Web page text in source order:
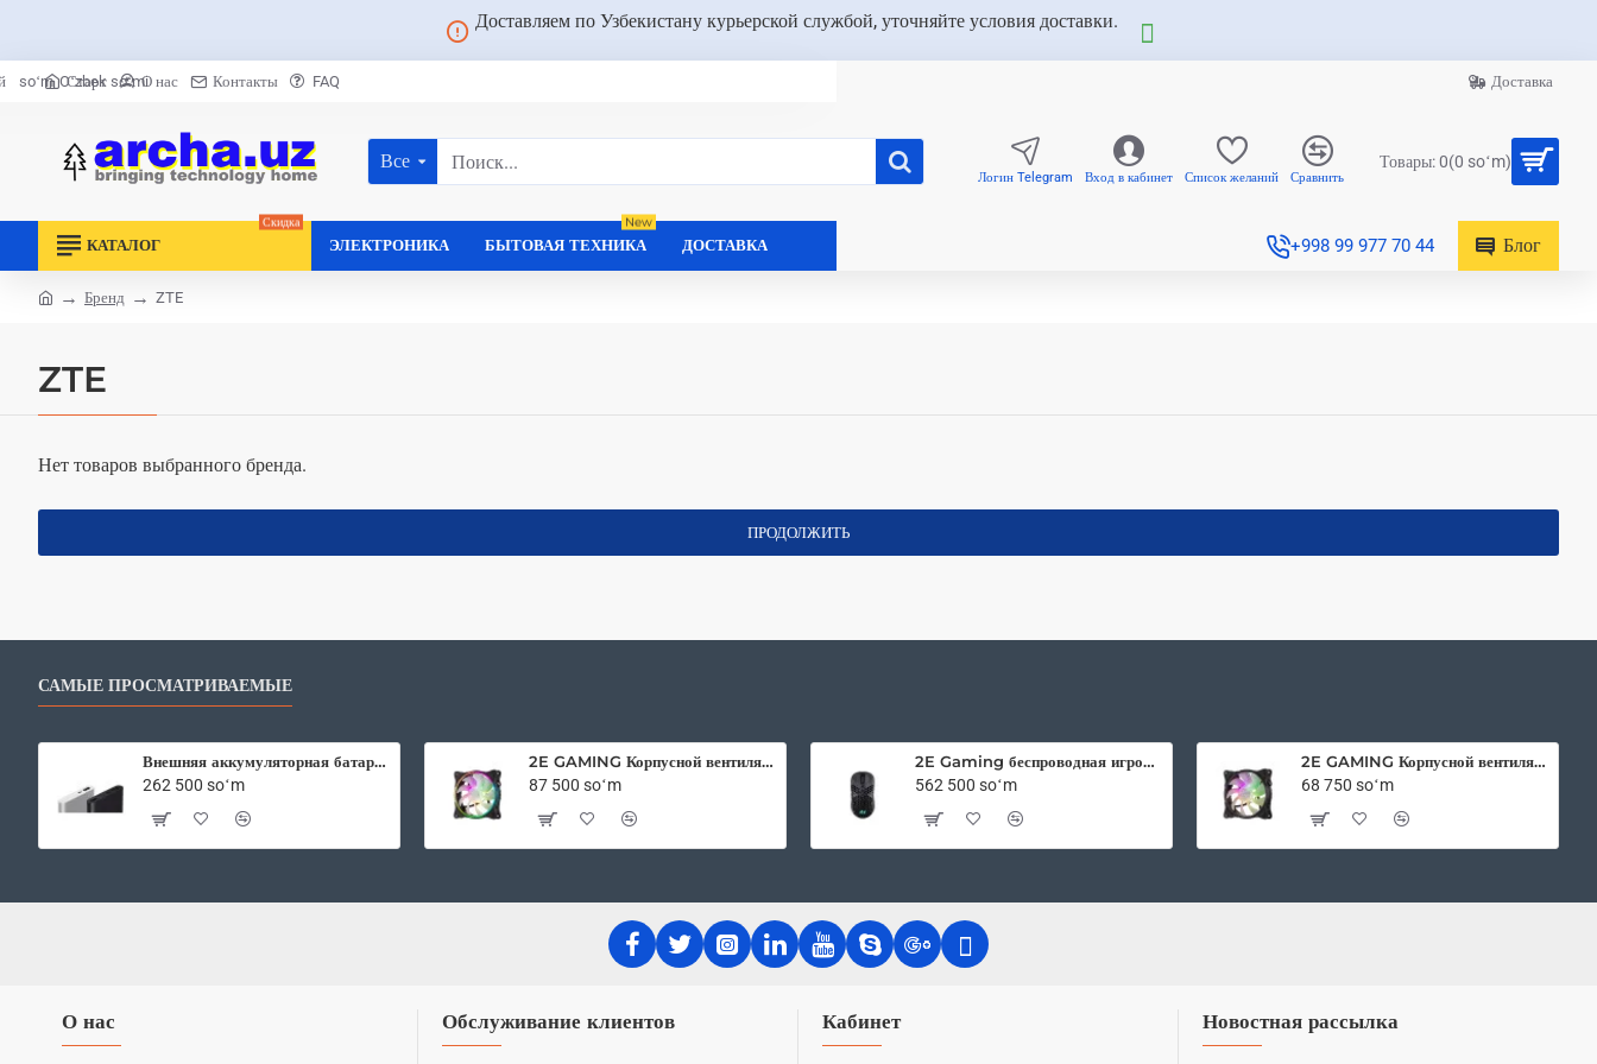
Доставляем по Узбекистану курьерской службой, уточняйте условия доставки.
Старт О нас Контакты FAQ
soʻm Oʻzbek soʻmi Доставка
Все
Поиск... Логин Telegram Вход в кабинет Список желаний Сравнить
Товары: 0(0 soʻm)
КАТАЛОГ
Скидка
ЭЛЕКТРОНИКА БЫТОВАЯ ТЕХНИКА
New
ДОСТАВКА +998 99 977 70 44 Блог
ZTE
Бренд ZTE
Нет товаров выбранного бренда.
ПРОДОЛЖИТЬ
САМЫЕ ПРОСМАТРИВАЕМЫЕ
Внешняя аккумуляторная батарея Xiaomi Mi Power Bank2 10000 mAh
262 500 soʻm
2E GAMING Корпусной вентилятор F120OI-ARGB 120мм, 3pin fan, 3 pin +5V Aura, белые лопасти, черная рамка, outer-inner LED
87 500 soʻm
2E Gaming беспроводная игровая мышь HyperDrive Pro WL RGB Black
562 500 soʻm
2E GAMING Корпусной вентилятор F120IR-ARGB 120мм, 3pin fan, 3 pin +5V Aura, белые лопасти, черная рамка, inner LED
68 750 soʻm
О нас Обслуживание клиентов Кабинет Новостная рассылка